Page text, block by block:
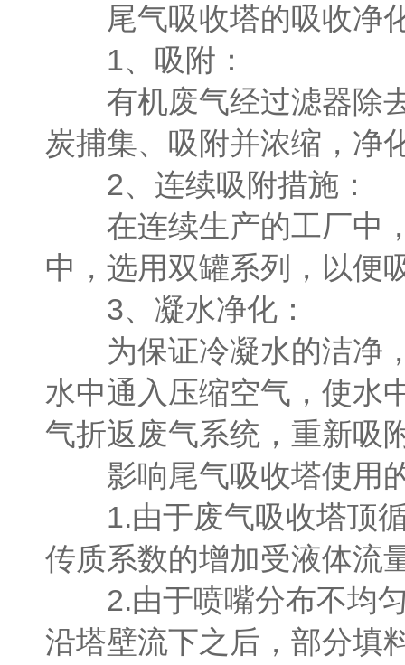
尾气吸收塔的吸收净
1、吸附：
有机废气经过滤器除去
炭捕集、吸附并浓缩，净
2、连续吸附措施：
在连续生产的工厂中，
中，选用双罐系列，以便
3、凝水净化：
为保证冷凝水的洁净，
水中通入压缩空气，使水
气折返废气系统，重新吸
影响尾气吸收塔使用
1.由于废气吸收塔顶循
传质系数的增加受液体流
2.由于喷嘴分布不均匀
沿塔壁流下之后，部分填